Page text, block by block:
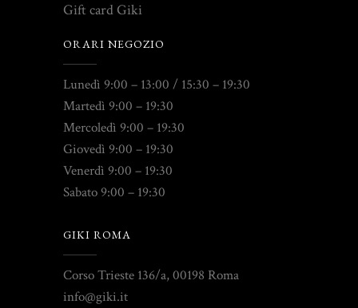
Gift card Giki
ORARI NEGOZIO
Lunedì 9:00 – 13:00 / 15:30 – 19:30
Martedì 9:00 – 19:30
Mercoledì 9:00 – 19:30
Giovedì 9:00 – 19:30
Venerdì 9:00 – 19:30
Sabato 9:00 – 19:30
GIKI ROMA
Corso Trieste 136/a, 00198 Roma
info@giki.it